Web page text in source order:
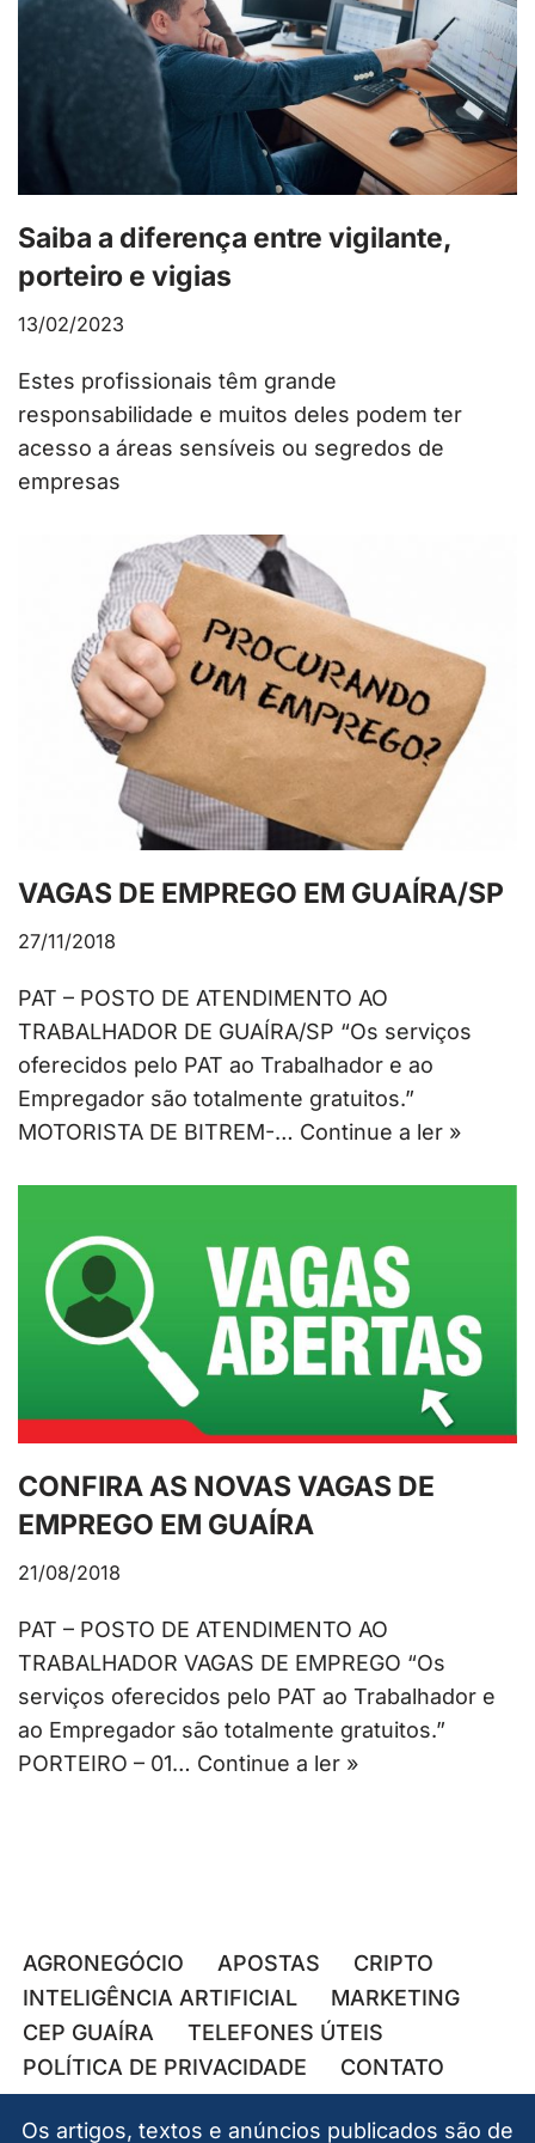
Saiba a diferença entre vigilante,
porteiro e vigias
13/02/2023
Estes profissionais têm grande
responsabilidade e muitos deles podem ter
acesso a áreas sensíveis ou segredos de
empresas
VAGAS DE EMPREGO EM GUAÍRA/SP
27/11/2018
PAT – POSTO DE ATENDIMENTO AO
TRABALHADOR DE GUAÍRA/SP “Os serviços
oferecidos pelo PAT ao Trabalhador e ao
Empregador são totalmente gratuitos.”
MOTORISTA DE BITREM-… Continue a ler »
CONFIRA AS NOVAS VAGAS DE
EMPREGO EM GUAÍRA
21/08/2018
PAT – POSTO DE ATENDIMENTO AO
TRABALHADOR VAGAS DE EMPREGO “Os
serviços oferecidos pelo PAT ao Trabalhador e
ao Empregador são totalmente gratuitos.”
PORTEIRO – 01… Continue a ler »
AGRONEGÓCIO APOSTAS
CRIPTO
INTELIGÊNCIA ARTIFICIAL
MARKETING
CEP GUAÍRA
TELEFONES ÚTEIS
POLÍTICA DE PRIVACIDADE
CONTATO
Os artigos, textos e anúncios publicados são de